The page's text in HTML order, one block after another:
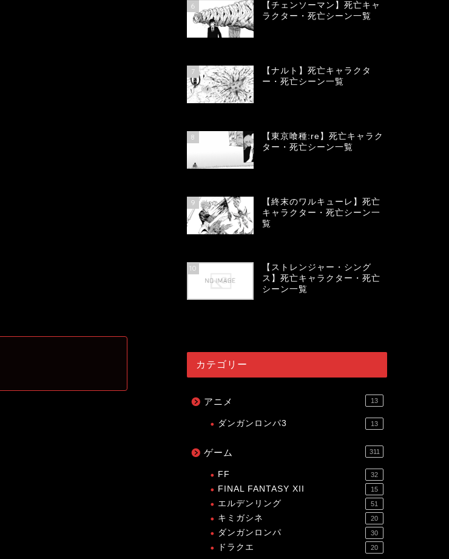
6
【チェンソーマン】死亡キャ
ラクター・死亡シーン一覧
7
【ナルト】死亡キャラクタ
ー・死亡シーン一覧
8
【東京喰種:re】死亡キャラク
ター・死亡シーン一覧
9
【終末のワルキューレ】死亡
キャラクター・死亡シーン一
覧
10
【ストレンジャー・シング
ス】死亡キャラクター・死亡
シーン一覧
カテゴリー
アニメ 13
ダンガンロンパ3 13
ゲーム 311
FF 32
FINAL FANTASY XII 15
エルデンリング 51
キミガシネ 20
ダンガンロンパ 30
ドラクエ 20